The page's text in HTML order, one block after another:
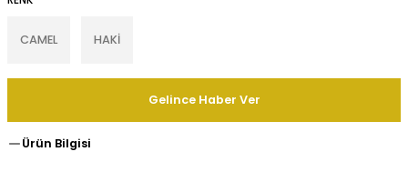
CAMEL HAKİ
Gelince Haber Ver
Ürün Bilgisi